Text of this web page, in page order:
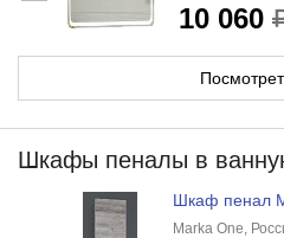
10 060
Шкафы пеналы в
Шкаф пенал
Marka One,